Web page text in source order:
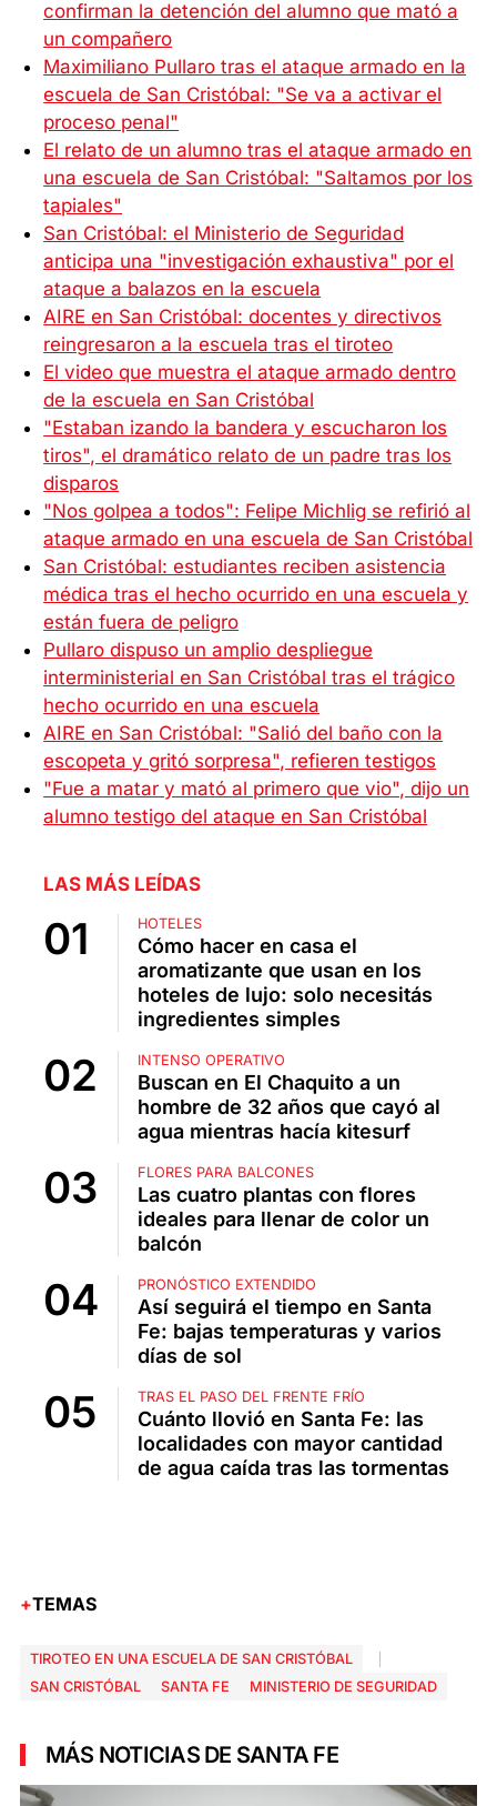
confirman la detención del alumno que mató a
un compañero
Maximiliano Pullaro tras el ataque armado en la
escuela de San Cristóbal: "Se va a activar el
proceso penal"
El relato de un alumno tras el ataque armado en
una escuela de San Cristóbal: "Saltamos por los
tapiales"
San Cristóbal: el Ministerio de Seguridad
anticipa una "investigación exhaustiva" por el
ataque a balazos en la escuela
AIRE en San Cristóbal: docentes y directivos
reingresaron a la escuela tras el tiroteo
El video que muestra el ataque armado dentro
de la escuela en San Cristóbal
"Estaban izando la bandera y escucharon los
tiros", el dramático relato de un padre tras los
disparos
"Nos golpea a todos": Felipe Michlig se refirió al
ataque armado en una escuela de San Cristóbal
San Cristóbal: estudiantes reciben asistencia
médica tras el hecho ocurrido en una escuela y
están fuera de peligro
Pullaro dispuso un amplio despliegue
interministerial en San Cristóbal tras el trágico
hecho ocurrido en una escuela
AIRE en San Cristóbal: "Salió del baño con la
escopeta y gritó sorpresa", refieren testigos
"Fue a matar y mató al primero que vio", dijo un
alumno testigo del ataque en San Cristóbal
LAS MÁS LEÍDAS
HOTELES
Cómo hacer en casa el
aromatizante que usan en los
hoteles de lujo: solo necesitás
ingredientes simples
INTENSO OPERATIVO
Buscan en El Chaquito a un
hombre de 32 años que cayó al
agua mientras hacía kitesurf
FLORES PARA BALCONES
Las cuatro plantas con flores
ideales para llenar de color un
balcón
PRONÓSTICO EXTENDIDO
Así seguirá el tiempo en Santa
Fe: bajas temperaturas y varios
días de sol
TRAS EL PASO DEL FRENTE FRÍO
Cuánto llovió en Santa Fe: las
localidades con mayor cantidad
de agua caída tras las tormentas
TEMAS
TIROTEO EN UNA ESCUELA DE SAN CRISTÓBAL
SAN CRISTÓBAL
SANTA FE MINISTERIO DE SEGURIDAD
MÁS NOTICIAS DE SANTA FE